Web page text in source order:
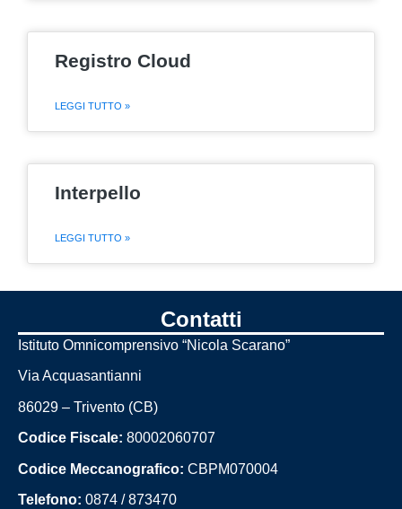
Registro Cloud
LEGGI TUTTO »
Interpello
LEGGI TUTTO »
Contatti
Istituto Omnicomprensivo “Nicola Scarano”
Via Acquasantianni
86029 – Trivento (CB)
Codice Fiscale: 80002060707
Codice Meccanografico: CBPM070004
Telefono: 0874 / 873470